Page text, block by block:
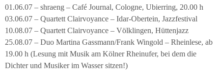
01.06.07 – shraeng – Café Journal, Cologne, Ubierring, 20.00 h
03.06.07 – Quartett Clairvoyance – Idar-Obertein, Jazzfestival
10.08.07 – Quartett Clairvoyance – Völklingen, Hüttenjazz
25.08.07 – Duo Martina Gassmann/Frank Wingold – Rheinlese, ab
19.00 h (Lesung mit Musik am Kölner Rheinufer, bei dem die
Dichter und Musiker im Wasser sitzen!)